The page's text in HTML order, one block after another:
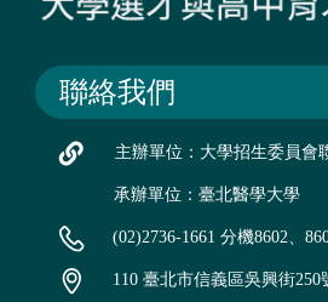
聯絡我們
主辦單位：大學招生委員會
承辦單位：臺北醫學大學
(02)2736-1661 分機8602、
110 臺北市信義區吳興街